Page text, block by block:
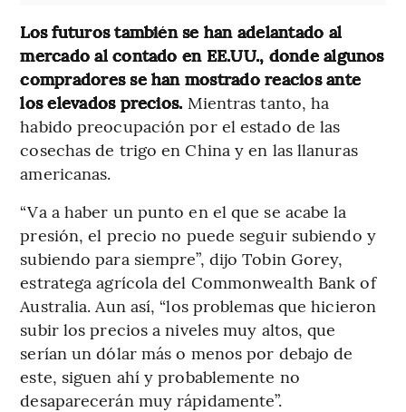
Los futuros también se han adelantado al
mercado al contado en EE.UU., donde algunos
compradores se han mostrado reacios ante
los elevados precios. Mientras tanto, ha
habido preocupación por el estado de las
cosechas de trigo en China y en las llanuras
americanas.
“Va a haber un punto en el que se acabe la
presión, el precio no puede seguir subiendo y
subiendo para siempre”, dijo Tobin Gorey,
estratega agrícola del Commonwealth Bank of
Australia. Aun así, “los problemas que hicieron
subir los precios a niveles muy altos, que
serían un dólar más o menos por debajo de
este, siguen ahí y probablemente no
desaparecerán muy rápidamente”.